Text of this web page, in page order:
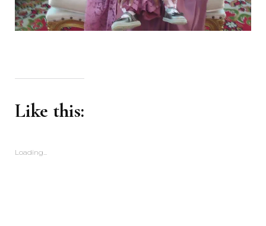
Like this:
Loading...